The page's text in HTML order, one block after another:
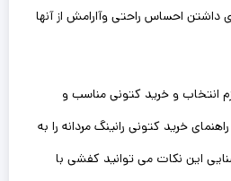
داشتن احساس راحتی وآارامش از آنها
انتخاب و خرید کتونی مناسب و
خرید کتونی رانینگ مردانه را به
این نکات می توانید کفشی با